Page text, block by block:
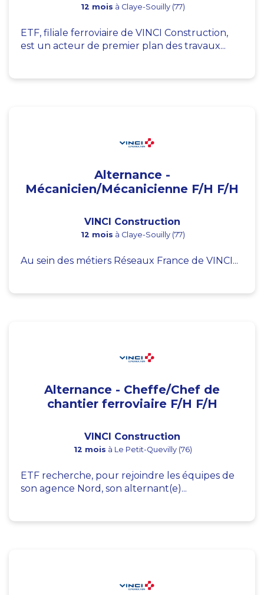
12 mois à Claye-Souilly (77)
ETF, filiale ferroviaire de VINCI Construction,
est un acteur de premier plan des travaux...
Alternance -
Mécanicien/Mécanicienne F/H F/H
VINCI Construction
12 mois à Claye-Souilly (77)
Au sein des métiers Réseaux France de VINCI...
Alternance - Cheffe/Chef de
chantier ferroviaire F/H F/H
VINCI Construction
12 mois à Le Petit-Quevilly (76)
ETF recherche, pour rejoindre les équipes de
son agence Nord, son alternant(e)...